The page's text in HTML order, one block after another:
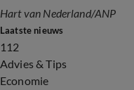
Hart van Nederland/ANP
Laatste nieuws
112
Advies & Tips
Economie